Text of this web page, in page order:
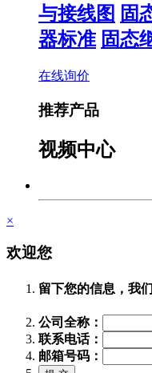
与接线图 固
器标准 固态
在线询价
推荐产品
视频中心
×
欢迎您
留下您的信息，我
公司全称：
联系电话：
邮箱号码：